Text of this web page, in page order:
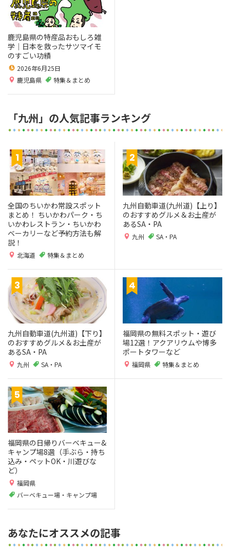
鹿児島県の特産品おもしろ雑
学｜日本を救ったサツマイモ
のすごい功績
2026年6月25日
鹿児島県
特集＆まとめ
「九州」の人気記事ランキング
全国のちいかわ常設スポット
まとめ！ ちいかわパーク・ち
いかわレストラン・ちいかわ
ベーカリーなど予約方法も解
説！
北海道 特集＆まとめ
九州自動車道(九州道)【上り】
のおすすめグルメ＆お土産が
あるSA・PA
九州 SA・PA
九州自動車道(九州道)【下り】
のおすすめグルメ＆お土産が
あるSA・PA
九州 SA・PA
福岡県の無料スポット・遊び
場12選！アクアリウムや博多
ポートタワーなど
福岡県 特集＆まとめ
福岡県の日帰りバーベキュー&
キャンプ場8選（手ぶら・持ち
込み・ペットOK・川遊びな
ど）
福岡県
バーベキュー場・キャンプ場
あなたにオススメの記事